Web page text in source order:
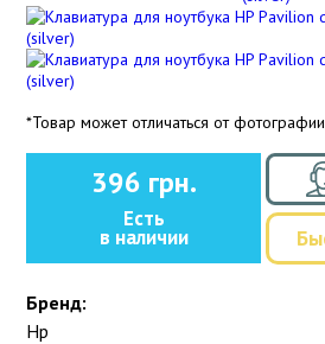
*Товар может отличаться от
396 грн.
Есть
в наличии
Бренд:
Hp